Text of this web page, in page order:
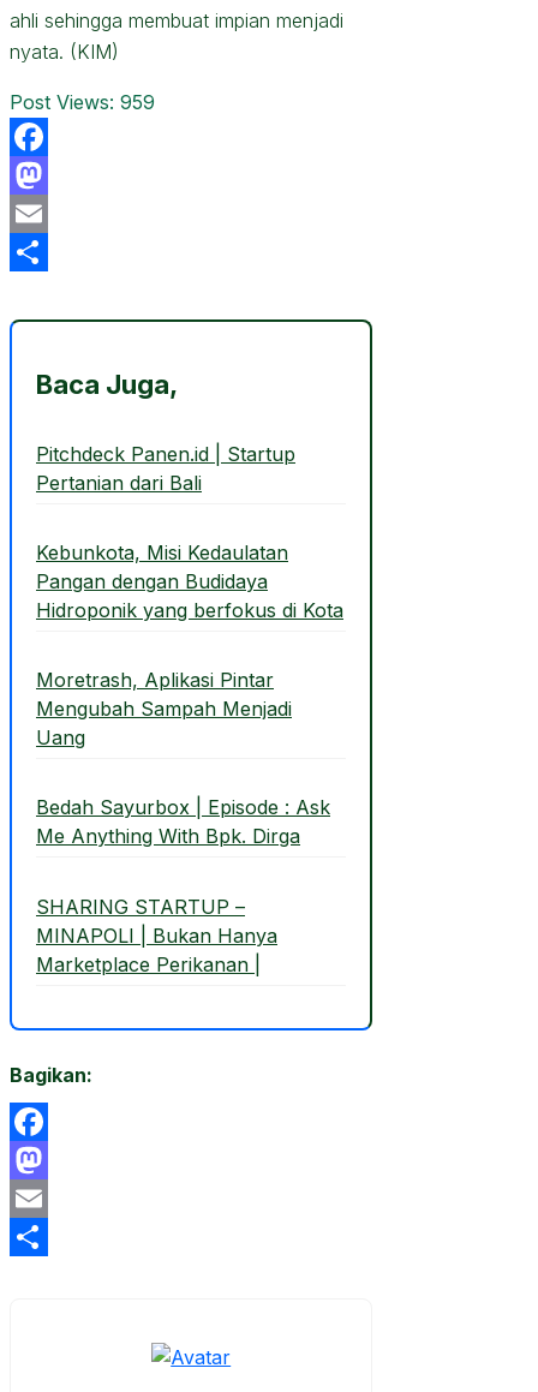
ahli sehingga membuat impian menjadi
nyata. (KIM)
Post Views: 959
Facebook
Mastodon
Email
Baca Juga,
Pitchdeck Panen.id | Startup
Pertanian dari Bali
Kebunkota, Misi Kedaulatan
Pangan dengan Budidaya
Hidroponik yang berfokus di Kota
Moretrash, Aplikasi Pintar
Mengubah Sampah Menjadi
Uang
Bedah Sayurbox | Episode : Ask
Me Anything With Bpk. Dirga
SHARING STARTUP –
MINAPOLI | Bukan Hanya
Marketplace Perikanan |
Bagikan:
Facebook
Mastodon
Email